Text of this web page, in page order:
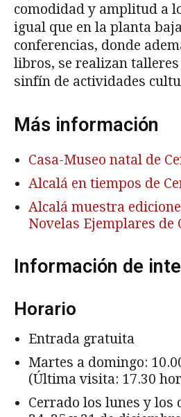
comodidad y amplitud a
igual que en la planta
conferencias, donde
libros, se realizan
sinfín de actividades
Más información
Casa-Museo natal de
Alcalá en tiempos de
Alcalá muestra
Novelas Ejemplares de
Información de
Horario
Entrada gratuita
Martes a domingo:
(Última visita: 17.30
Cerrado los lunes y los